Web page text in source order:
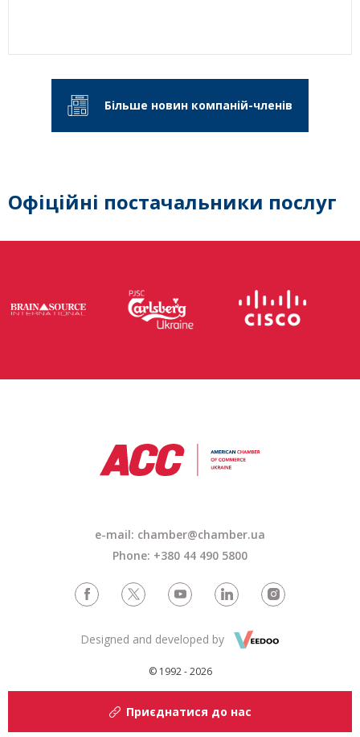
Більше новин компаній-членів
Офіційні постачальники послуг
e-mail: chamber@chamber.ua
Phone: +380 44 490 5800
© 1992 - 2026
Designed and developed by
Приєднатися до нас